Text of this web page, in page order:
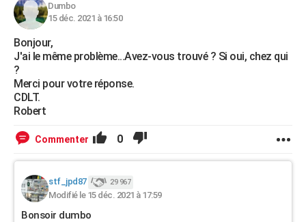
Dumbo
15 déc. 2021 à 16:50
Bonjour,
J'ai le même problème...Avez-vous trouvé ? Si oui, chez qui
?
Merci pour votre réponse.
CDLT.
Robert
Commenter 0
stf_jpd87 29 967
Modifié le 15 déc. 2021 à 17:59
Bonsoir dumbo